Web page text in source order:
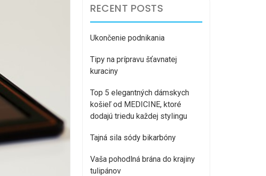
RECENT POSTS
Ukončenie podnikania
Tipy na prípravu šťavnatej
kuraciny
Top 5 elegantných dámskych
košieľ od MEDICINE, ktoré
dodajú triedu každej stylingu
Tajná sila sódy bikarbóny
Vaša pohodlná brána do krajiny
tulipánov